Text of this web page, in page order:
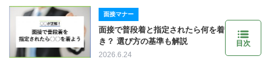
面接マナー
面接で普段着と指定されたら何を着ていくべ
き？ 選び方の基準も解説
2026.6.24
目次